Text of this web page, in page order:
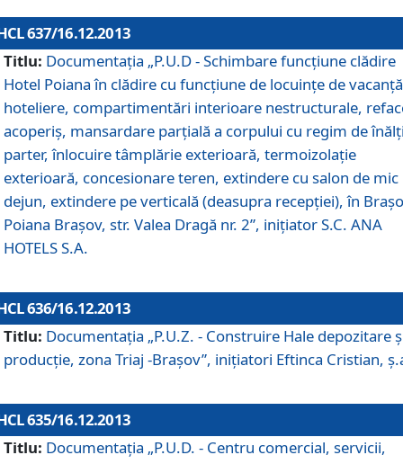
637/16.12.2013
Titlu: Documentaţia „P.U.D - Schimbare funcţiune clădire
Hotel Poiana în clădire cu funcţiune de locuinţe de
hoteliere, compartimentări interioare nestructurale,
acoperiş, mansardare parţială a corpului cu regim de
parter, înlocuire tâmplărie exterioară, termoizolaţie
exterioară, concesionare teren, extindere cu salon de mic
dejun, extindere pe verticală (deasupra recepţiei), în
Poiana Braşov, str. Valea Dragă nr. 2”, iniţiator S.C. ANA
HOTELS S.A.
636/16.12.2013
Titlu: Documentaţia „P.U.Z. - Construire Hale depozitare
producţie, zona Triaj -Braşov”, iniţiatori Eftinca Cristian,
635/16.12.2013
Titlu: Documentaţia „P.U.D. - Centru comercial, servicii,